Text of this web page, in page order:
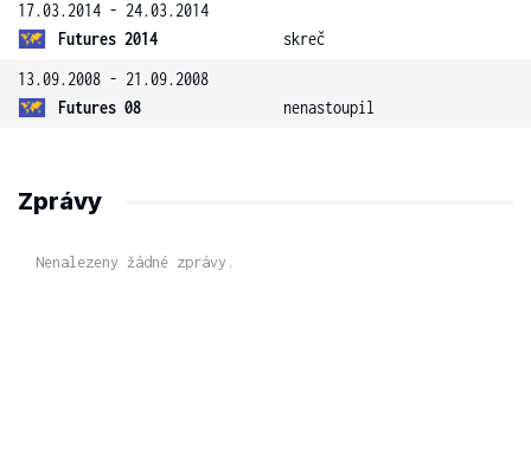
17.03.2014 - 24.03.2014
Futures 2014
skreč
13.09.2008 - 21.09.2008
Futures 08
nenastoupil
Zprávy
Nenalezeny žádné zprávy.